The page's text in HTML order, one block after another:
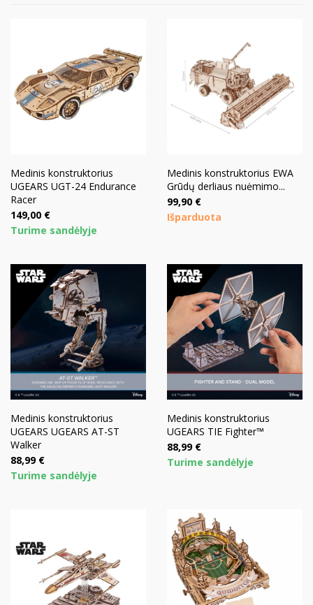
Medinis konstruktorius
UGEARS UGT-24 Endurance
Racer
Kaina
149,00 €
Turime sandėlyje
Medinis konstruktorius EWA
Grūdų derliaus nuėmimo...
Kaina
99,90 €
Išparduota
Medinis konstruktorius
UGEARS UGEARS AT-ST
Walker
Kaina
88,99 €
Turime sandėlyje
Medinis konstruktorius
UGEARS TIE Fighter™
Kaina
88,99 €
Turime sandėlyje